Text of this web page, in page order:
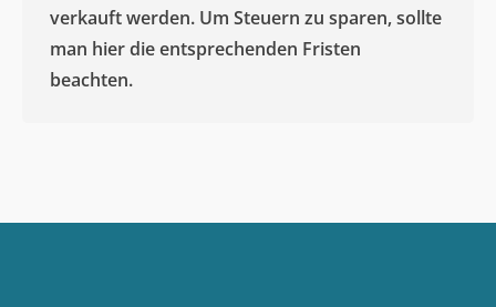
verkauft werden. Um Steuern zu sparen, sollte
man hier die entsprechenden Fristen
beachten.